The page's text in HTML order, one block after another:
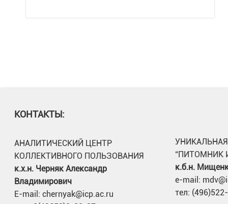
КОНТАКТЫ:
АНАЛИТИЧЕСКИЙ ЦЕНТР
КОЛЛЕКТИВНОГО ПОЛЬЗОВАНИЯ
к.х.н. Черняк Александр
Владимирович
E-mail: chernyak@icp.ac.ru
“ПИТОМНИК
к.б.н.
e-mail:
тел: